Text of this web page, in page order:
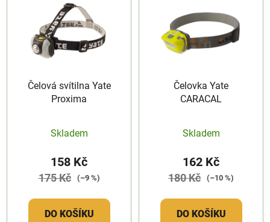
Čelová svítilna Yate
Proxima
Skladem
158 Kč
175 Kč (–9 %)
DO KOŠÍKU
Čelovka Yate
CARACAL
Skladem
162 Kč
180 Kč (–10 %)
DO KOŠÍKU